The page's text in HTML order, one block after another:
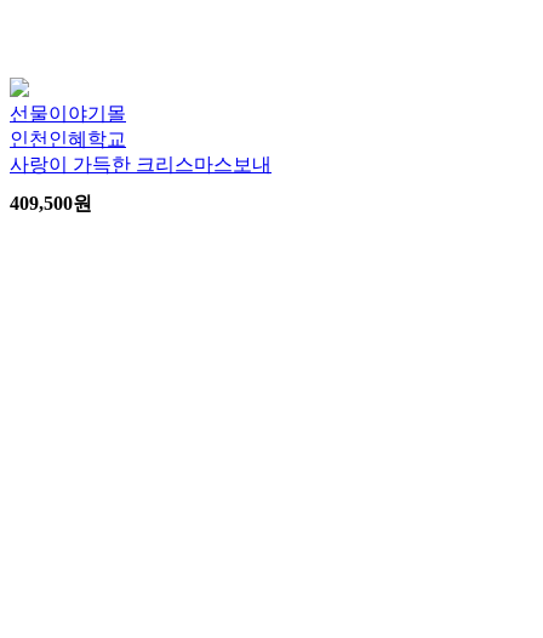
선물이야기몰
인천인혜학교
사랑이 가득한 크리스마스보내
409,500원